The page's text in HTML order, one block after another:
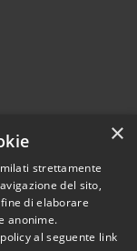
© 2026 • Comune di
• Powered by
×
strettamente
del sito,
di elaborare
anonime.
al seguente link